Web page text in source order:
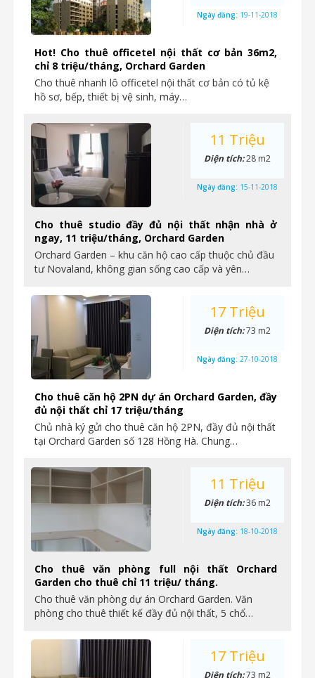
Hot! Cho thuê officetel nội thất cơ bản 36m2,
chỉ 8 triệu/tháng, Orchard Garden
Cho thuê nhanh lô officetel nội thất cơ bản có tủ kệ
hồ sơ, bếp, thiết bị vệ sinh, máy…
Ngày đăng: 19-11-2018
Cho thuê studio đầy đủ nội thất nhận nhà ở
ngay, 11 triệu/tháng, Orchard Garden
Orchard Garden – khu căn hộ cao cấp thuộc chủ đầu
tư Novaland, không gian sống cao cấp và yên…
11 Triệu
Diện tích:28 m2
Ngày đăng: 15-11-2018
Cho thuê căn hộ 2PN dự án Orchard Garden, đầy
đủ nội thất chỉ 17 triệu/tháng
Chủ nhà ký gửi cho thuê căn hộ 2PN, đầy đủ nội thất
tại Orchard Garden số 128 Hồng Hà. Chung…
17 Triệu
Diện tích:73 m2
Ngày đăng: 27-10-2018
Cho thuê văn phòng full nội thất Orchard
Garden cho thuê chỉ 11 triệu/ tháng.
Cho thuê văn phòng dự án Orchard Garden. Văn
phòng cho thuê thiết kế đầy đủ nội thất, 5 chổ…
11 Triệu
Diện tích:36 m2
Ngày đăng: 18-10-2018
17 Triệu
Diện tích:73 m2